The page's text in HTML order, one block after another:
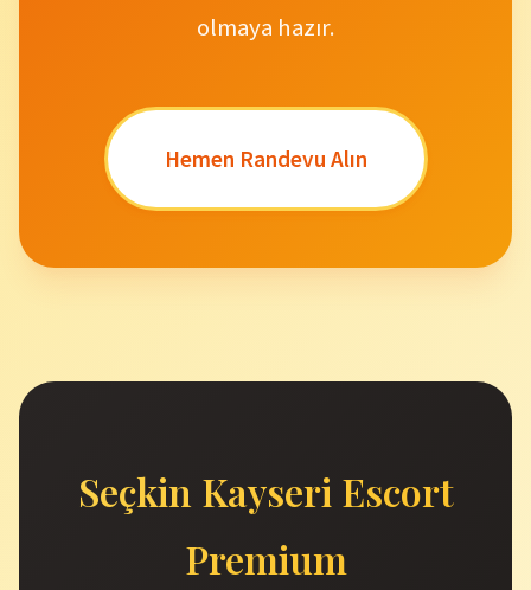
olmaya hazır.
Hemen Randevu Alın
Seçkin Kayseri Escort
Premium